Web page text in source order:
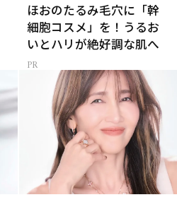
ほおのたるみ毛穴に「幹
細胞コスメ」を！うるお
いとハリが絶好調な肌へ